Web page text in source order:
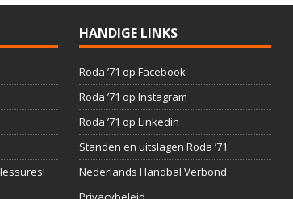
HANDIGE LINKS
Roda ’71 op Facebook
Roda ’71 op Instagram
Roda ’71 op Linkedin
Standen en uitslagen Roda ’71
Nederlands Handbal Verbond